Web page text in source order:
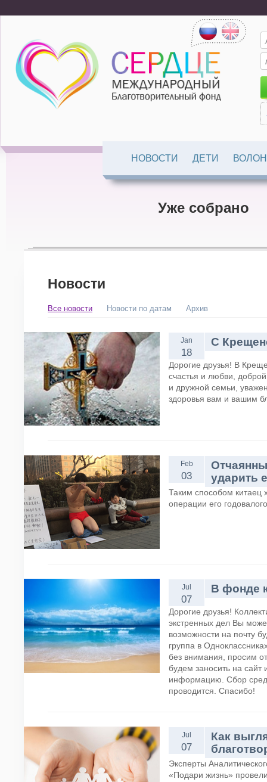
НОВОСТИ ДЕТИ
Уже собрано
Новости
Все новости Новости по датам Архив
Jan
18
С
Дорогие друзья! В
счастья и любви,
и дружной семьи,
здоровья вам и вашим
Feb
03
ударить
Таким способом китаец
операции его
Jul
07
В фонде
Дорогие друзья!
экстренных дел Вы
возможности на почту
группа в
без внимания, просим
будем заносить на сайт
информацию. Сбор
проводится. Спасибо!
Jul
07
Как
Эксперты
«Подари жизнь»